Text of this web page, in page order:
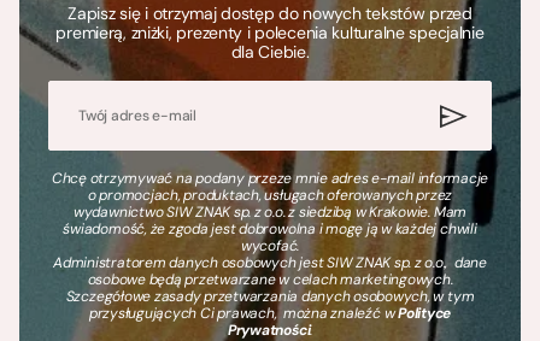
Zapisz się i otrzymaj dostęp do nowych tekstów przed
premierą, zniżki, prezenty i polecenia kulturalne specjalnie
dla Ciebie.
Chcę otrzymywać na podany przeze mnie adres e-mail informacje
o promocjach, produktach, usługach oferowanych przez
wydawnictwo SIW ZNAK sp. z o.o. z siedzibą w Krakowie. Mam
świadomość, że zgoda jest dobrowolna i mogę ją w każdej chwili
wycofać.
Administratorem danych osobowych jest SIW ZNAK sp. z o.o., dane
osobowe będą przetwarzane w celach marketingowych.
Szczegółowe zasady przetwarzania danych osobowych, w tym
przysługujących Ci prawach, można znaleźć wPolityce
Prywatności.